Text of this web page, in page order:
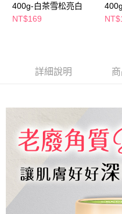
１．透過由恩沛科技股份有限公司
易，需依本服務之必要範圍內提供
「AFTEE先享後付」，若未經同
５．嚴禁一人註冊多個帳號或使
恩沛科技股份有限公司將有權停
每筆NT$65，滿NT$490(含以
宅配(本島)
400g-白茶雪松亮白
NT$169
詳細說明